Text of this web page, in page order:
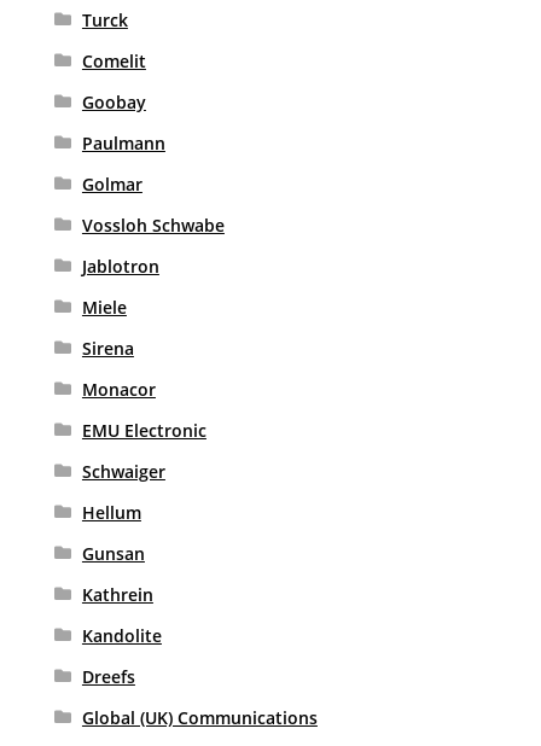
Turck
Comelit
Goobay
Paulmann
Golmar
Vossloh Schwabe
Jablotron
Miele
Sirena
Monacor
EMU Electronic
Schwaiger
Hellum
Gunsan
Kathrein
Kandolite
Dreefs
Global (UK) Communications